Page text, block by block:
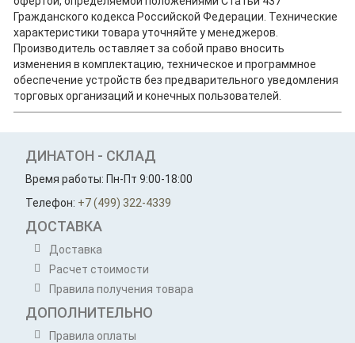
Гражданского кодекса Российской Федерации. Технические
характеристики товара уточняйте у менеджеров.
Производитель оставляет за собой право вносить
изменения в комплектацию, техническое и программное
обеспечение устройств без предварительного уведомления
торговых организаций и конечных пользователей.
ДИНАТОН - СКЛАД
Время работы: Пн-Пт 9:00-18:00
Телефон: +7 (499) 322-4339
ДОСТАВКА
Доставка
Расчет стоимости
Правила получения товара
ДОПОЛНИТЕЛЬНО
Правила оплаты